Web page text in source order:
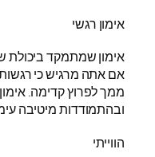
אימון רגשי
אימון שמתמקד ביכולת
אם אתה מרגיש כי
ממך לפרוץ קדימה. אימון
ובהתמודדות מיטיבה
הווייתי